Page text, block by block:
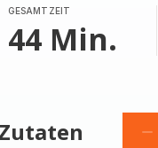
GESAMTZEIT
44 Min.